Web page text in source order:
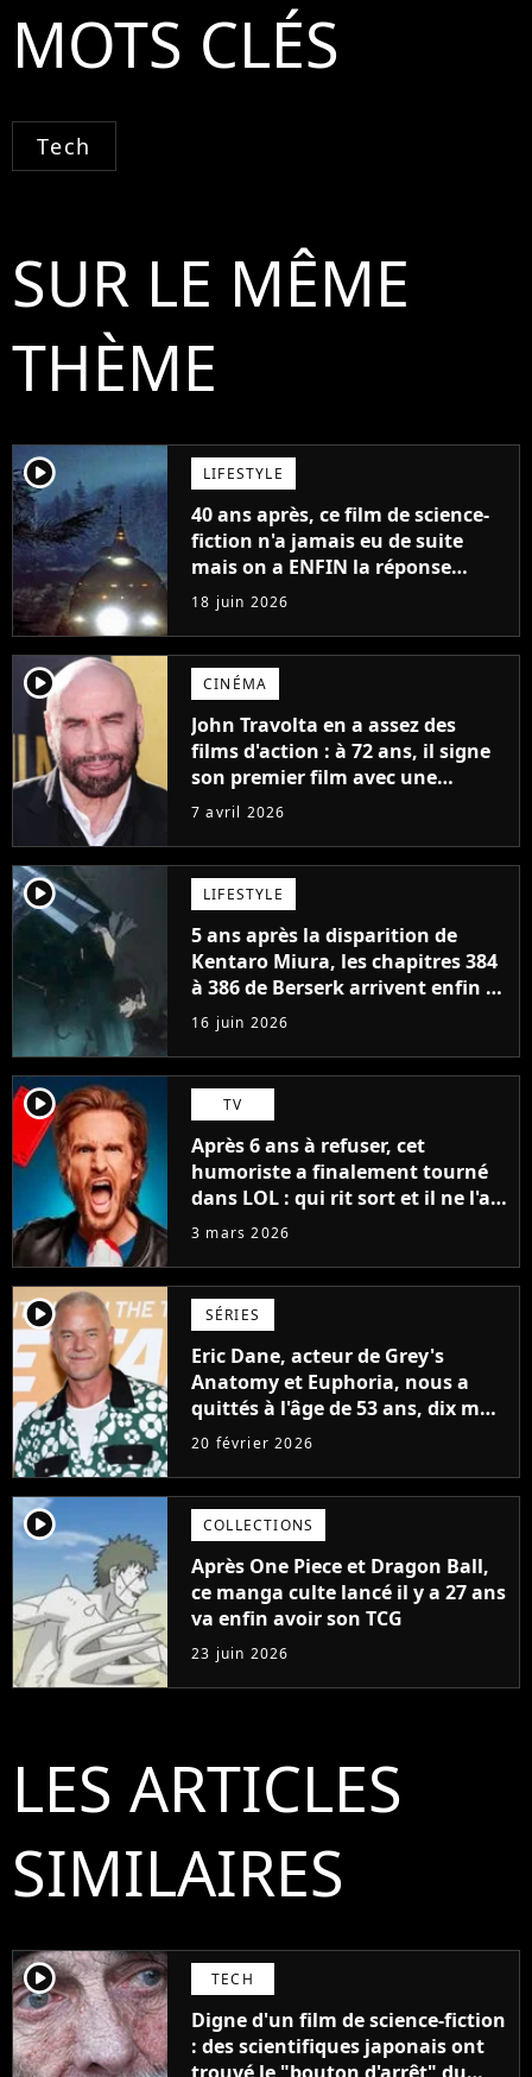
MOTS CLÉS
Tech
SUR LE MÊME
THÈME
player2 LIFESTYLE
40 ans après, ce film de science-
fiction n'a jamais eu de suite
mais on a ENFIN la réponse
qu'on attendait tous
18 juin 2026
player2 CINÉMA
John Travolta en a assez des
films d'action : à 72 ans, il signe
son premier film avec une
histoire écrite il y a 30 ans
7 avril 2026
player2 LIFESTYLE
5 ans après la disparition de
Kentaro Miura, les chapitres 384
à 386 de Berserk arrivent enfin et
même Miura pensait ça
impossible à l'époque
16 juin 2026
player2 TV
Après 6 ans à refuser, cet
humoriste a finalement tourné
dans LOL : qui rit sort et il ne l'a
pas fait pour l'argent, "J'ai
3 mars 2026
player2 SÉRIES
Eric Dane, acteur de Grey's
Anatomy et Euphoria, nous a
quittés à l'âge de 53 ans, dix mois
après avoir annoncé son
20 février 2026
player2 COLLECTIONS
Après One Piece et Dragon Ball,
ce manga culte lancé il y a 27 ans
va enfin avoir son TCG
23 juin 2026
LES ARTICLES
SIMILAIRES
player2 TECH
Digne d'un film de science-fiction
: des scientifiques japonais ont